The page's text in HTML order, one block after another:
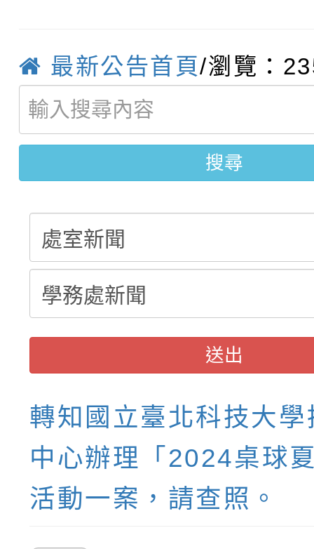
畫影片一案
劇比賽實施要點」及修
表
轉知：桃園市115年度
敬師藝文競賽』實施計
【甄選結果(第11招)】
學年度第1學期第7次代
結果(第11招)
【甄選結果(第3招)】
學年度第1學期第9次代
結果(第3招)
最新公告首頁/瀏覽：
搜尋
送出
轉知國立臺北科技大
中心辦理「2024桌球
活動一案，請查照。